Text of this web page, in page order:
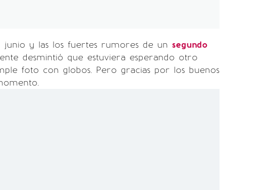
junio y las los fuertes rumores de un segundo
desmintió que estuviera esperando otro
foto con globos. Pero gracias por los buenos